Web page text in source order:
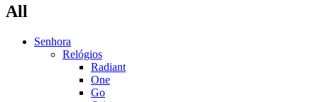
All
Senhora
Relógios
Radiant
One
Go